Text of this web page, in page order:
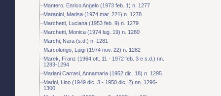
Mantero, Enrico Angelo (1973 feb. 1) n. 1277
Maranini, Marisa (1974 mar. 221) n. 1278
Marchetti, Luciana (1953 feb. 9) n. 1279
Marchetti, Monica (1974 lug. 19) n. 1280
Marchi, Nara (s.d.) n. 1281
Marcolungo, Luigi (1974 nov. 22) n. 1282
Marek, Franz (1964 ott. 11 - 1972 feb. 3 e s.d.) nn.
1283-1294
Mariani Carrasi, Annamaria (1952 dic. 18) n. 1295
Marini, Lino (1949 dic. 3 - 1950 dic. 2) nn. 1296-
1300